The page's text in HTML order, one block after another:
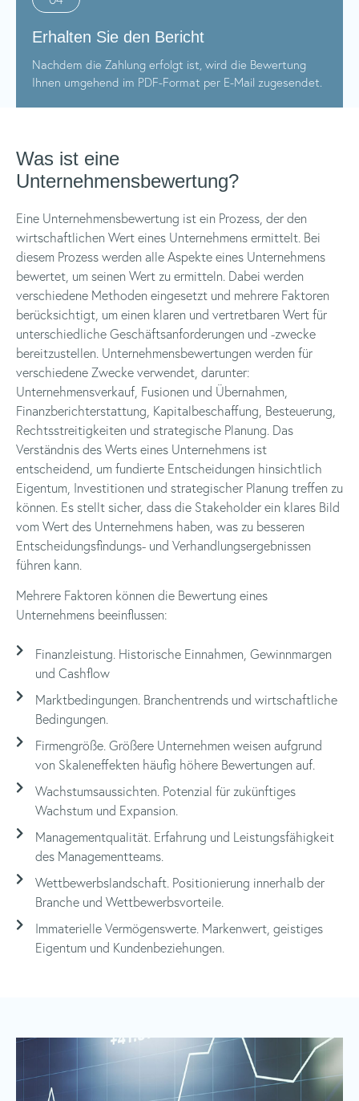
Erhalten Sie den Bericht
Nachdem die Zahlung erfolgt ist, wird die Bewertung
Ihnen umgehend im PDF-Format per E-Mail zugesendet.
Was ist eine
Unternehmensbewertung?
Eine Unternehmensbewertung ist ein Prozess, der den
wirtschaftlichen Wert eines Unternehmens ermittelt. Bei
diesem Prozess werden alle Aspekte eines Unternehmens
bewertet, um seinen Wert zu ermitteln. Dabei werden
verschiedene Methoden eingesetzt und mehrere Faktoren
berücksichtigt, um einen klaren und vertretbaren Wert für
unterschiedliche Geschäftsanforderungen und -zwecke
bereitzustellen. Unternehmensbewertungen werden für
verschiedene Zwecke verwendet, darunter:
Unternehmensverkauf, Fusionen und Übernahmen,
Finanzberichterstattung, Kapitalbeschaffung, Besteuerung,
Rechtsstreitigkeiten und strategische Planung. Das
Verständnis des Werts eines Unternehmens ist
entscheidend, um fundierte Entscheidungen hinsichtlich
Eigentum, Investitionen und strategischer Planung treffen zu
können. Es stellt sicher, dass die Stakeholder ein klares Bild
vom Wert des Unternehmens haben, was zu besseren
Entscheidungsfindungs- und Verhandlungsergebnissen
führen kann.
Mehrere Faktoren können die Bewertung eines
Unternehmens beeinflussen:
Finanzleistung. Historische Einnahmen, Gewinnmargen
und Cashflow
Marktbedingungen. Branchentrends und wirtschaftliche
Bedingungen.
Firmengröße. Größere Unternehmen weisen aufgrund
von Skaleneffekten häufig höhere Bewertungen auf.
Wachstumsaussichten. Potenzial für zukünftiges
Wachstum und Expansion.
Managementqualität. Erfahrung und Leistungsfähigkeit
des Managementteams.
Wettbewerbslandschaft. Positionierung innerhalb der
Branche und Wettbewerbsvorteile.
Immaterielle Vermögenswerte. Markenwert, geistiges
Eigentum und Kundenbeziehungen.